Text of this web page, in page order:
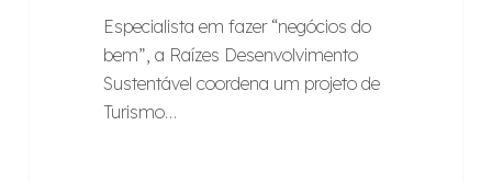
Especialista em fazer “negócios do
bem”, a Raízes Desenvolvimento
Sustentável coordena um projeto de
Turismo…